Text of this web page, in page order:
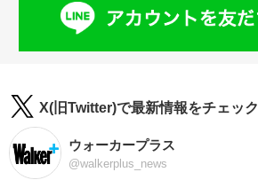
X(旧Twitter)で最新情報をチェック
ウォーカープラス
@walkerplus_news